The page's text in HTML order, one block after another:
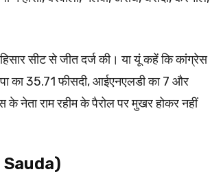
सीट से जीत दर्ज की। या यूं कहें कि कांग्रेस
का 35.71 फीसदी, आईएनएलडी का 7 और
के नेता राम रहीम के पैरोल पर मुखर होकर नहीं
Sauda)